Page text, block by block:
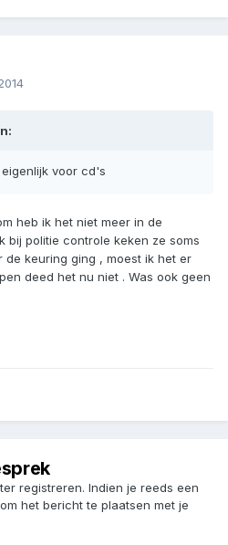
voor cd's
heb ik het niet meer in de
bij politie controle keken ze soms
de keuring ging , moest ik het er
deed het nu niet . Was ook geen
registreren. Indien je reeds een
om het bericht te plaatsen met je